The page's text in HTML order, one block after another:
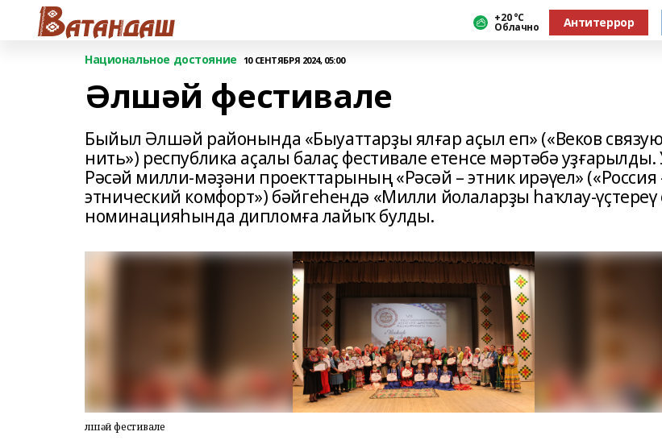
+20 °С
Облачно Антитеррор
Национальное достояние 10 СЕНТЯБРЯ 2024, 05:00
Әлшәй фестивале
Быйыл Әлшәй районында «Быуаттарҙы ялғар аҫыл еп» («Веков
нить») республика аҫалы балаҫ фестива­ле етенсе мәртәбә уҙғарылды.
Рәсәй милли-мәҙәни проекттарының «Рәсәй – этник ирәүел» («Россия
этнический комфорт») бәйгеһендә «Милли йолаларҙы һаҡлау-үҫтереү
номинацияһында дипломға лайыҡ булды.
Әлшәй фестивале